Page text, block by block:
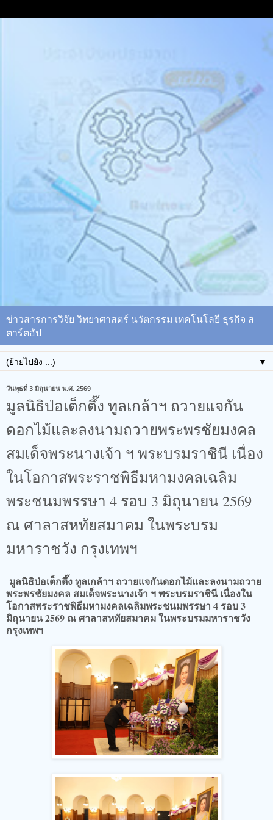
ข่าวสารการวิจัย วิทยาศาสตร์ นวัตกรรม เทคโนโลยี ธุรกิจ ส
ตาร์ตอัป
▼
วันพุธที่ 3 มิถุนายน พ.ศ. 2569
มูลนิธิป่อเต็กตึ๊ง ทูลเกล้าฯ ถวายแจกัน
ดอกไม้และลงนามถวายพระพรชัยมงคล
สมเด็จพระนางเจ้า ฯ พระบรมราชินี เนื่อง
ในโอกาสพระราชพิธีมหามงคลเฉลิม
พระชนมพรรษา 4 รอบ 3 มิถุนายน 2569
ณ ศาลาสหทัยสมาคม ในพระบรม
มหาราชวัง กรุงเทพฯ
มูลนิธิป่อเต็กตึ๊ง ทูลเกล้าฯ ถวายแจกันดอกไม้และลงนามถวาย
พระพรชัยมงคล สมเด็จพระนางเจ้า ฯ พระบรมราชินี เนื่องใน
โอกาสพระราชพิธีมหามงคลเฉลิมพระชนมพรรษา 4 รอบ 3
มิถุนายน 2569 ณ ศาลาสหทัยสมาคม ในพระบรมมหาราชวัง
กรุงเทพฯ